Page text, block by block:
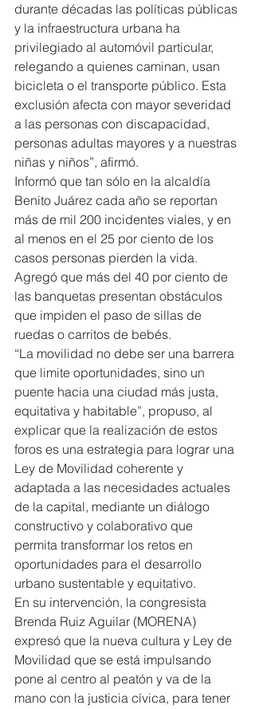
durante décadas las políticas públicas
y la infraestructura urbana ha
privilegiado al automóvil particular,
relegando a quienes caminan, usan
bicicleta o el transporte público. Esta
exclusión afecta con mayor severidad
a las personas con discapacidad,
personas adultas mayores y a nuestras
niñas y niños”, afirmó.
Informó que tan sólo en la alcaldía
Benito Juárez cada año se reportan
más de mil 200 incidentes viales, y en
al menos en el 25 por ciento de los
casos personas pierden la vida.
Agregó que más del 40 por ciento de
las banquetas presentan obstáculos
que impiden el paso de sillas de
ruedas o carritos de bebés.
“La movilidad no debe ser una barrera
que limite oportunidades, sino un
puente hacia una ciudad más justa,
equitativa y habitable”, propuso, al
explicar que la realización de estos
foros es una estrategia para lograr una
Ley de Movilidad coherente y
adaptada a las necesidades actuales
de la capital, mediante un diálogo
constructivo y colaborativo que
permita transformar los retos en
oportunidades para el desarrollo
urbano sustentable y equitativo.
En su intervención, la congresista
Brenda Ruiz Aguilar (MORENA)
expresó que la nueva cultura y Ley de
Movilidad que se está impulsando
pone al centro al peatón y va de la
mano con la justicia cívica, para tener